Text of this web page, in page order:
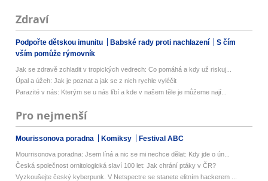
Zdraví
Podpořte dětskou imunitu Babské rady proti nachlazení
S čím
vším pomůže rýmovník
Jak se zdravě zchladit v tropických vedrech: Co pomáhá a kdy už riskuj...
Úpal a úžeh: Jak je poznat a jak se z nich rychle vyléčit
Parazité v nás: Kterým se u nás líbí a kde v našem těle je můžeme nají...
Pro nejmenší
Mourissonova poradna Komiksy Festival ABC
Mourrisonova poradna: Jsem líná a nic se mi nechce dělat: Kdy jde o ún...
Česká společnost ornitologická slaví 100 let: Jak chrání ptáky v ČR?
Vyzkoušejte český kyberpunk. V Netspectre se stanete elitním hackerem ...